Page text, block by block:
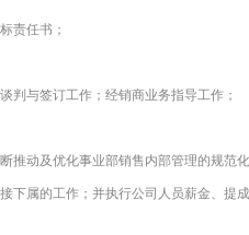
责任书；
判与签订工作；经销商业务指导工作；
推动及优化事业部销售内部管理的规范化
属的工作；并执行公司人员薪金、提